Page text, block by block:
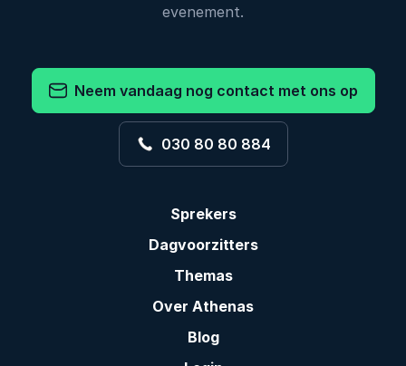
evenement.
Neem vandaag nog contact met ons op
030 80 80 884
Sprekers
Dagvoorzitters
Themas
Over Athenas
Blog